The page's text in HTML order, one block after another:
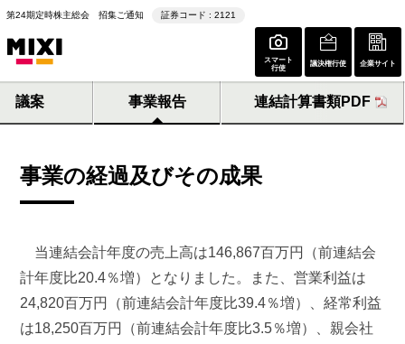
第24期定時株主総会 招集ご通知 証券コード : 2121
スマート
行使
議決権行使 企業サイト
議案 事業報告 連結計算書類PDF
事業の経過及びその成果
当連結会計年度の売上高は146,867百万円（前連結会
計年度比20.4％増）となりました。また、営業利益は
24,820百万円（前連結会計年度比39.4％増）、経常利益
は18,250百万円（前連結会計年度比3.5％増）、親会社